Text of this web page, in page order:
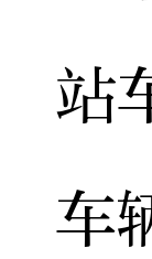
站
车